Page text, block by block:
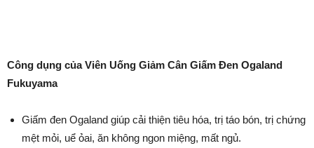
Công dụng của Viên Uống Giảm Cân Giấm Đen Ogaland
Fukuyama
Giấm đen Ogaland giúp cải thiện tiêu hóa, trị táo bón, trị chứng
mệt mỏi, uể ỏai, ăn không ngon miệng, mất ngủ.